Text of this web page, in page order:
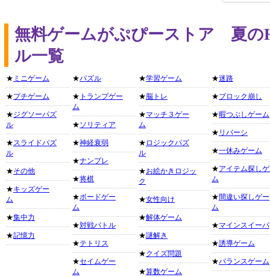
無料ゲームがぷぴーストア 夏の
ル一覧
★ ミニゲーム
★プチゲーム
★ジグソーパズ
ル
★スライドパズ
ル
★その他
★キッズゲー
ム
★集中力
★記憶力
★パズル
★ トランプゲー
ム
★ソリティア
★神経衰弱
★ナンプレ
★将棋
★ボードゲー
ム
★対戦バトル
★テトリス
★セイムゲー
ム
★学習ゲーム
★脳トレ
★マッチ３ゲー
ム
★ ロジックパズ
ル
★お絵かきロジッ
ク
★女性向け
★解体ゲーム
★謎解き
★クイズ問題
★算数ゲーム
★迷路
★ブロック崩し
★暇つぶしゲーム
★ リバーシ
★一休みゲーム
★アイテム探し
ム
★間違い探しゲー
ム
★マインスイーパ
★誘導ゲーム
★バランスゲーム